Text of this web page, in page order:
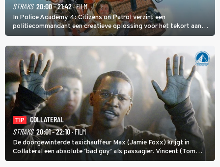
STRAKS 20:00 - 21:42· FILM
In Police Academy 4: Citizens on Patrol verzint een
politiecommandant een creatieve oplossing voor het tekort aan
agenten.
TIP
COLLATERAL
STRAKS 20:01 - 22:10· FILM
De doorgewinterde taxichauffeur Max (Jamie Foxx) krijgt in
Collateral een absolute ‘bad guy’ als passagier. Vincent (Tom
Cruise) heeft hem nodig om hem de stad door te loodsen om een